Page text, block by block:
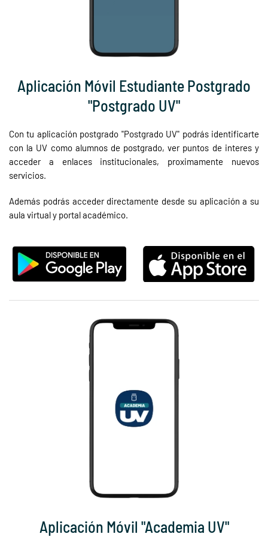
Aplicación Móvil Estudiante Postgrado
"Postgrado UV"
Con tu aplicación postgrado "Postgrado UV" podrás identificarte
con la UV como alumnos de postgrado, ver puntos de interes y
acceder a enlaces institucionales, proximamente nuevos
servicios.
Además podrás acceder directamente desde su aplicación a su
aula virtual y portal académico.
Aplicación Móvil "Academia UV"